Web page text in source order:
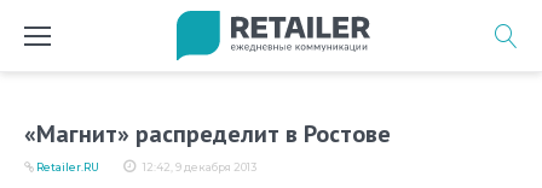
«Магнит» распределит в Ростове
12:42, 9 декабря 2013
Retailer.RU